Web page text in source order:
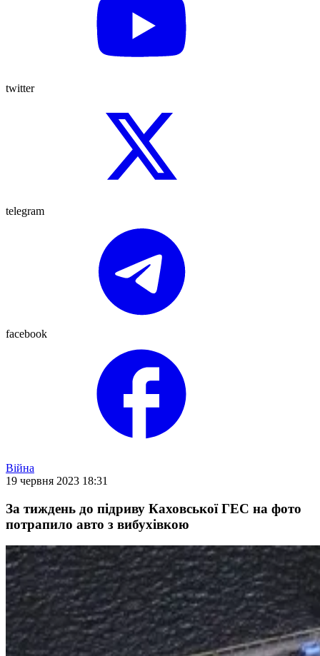
twitter
telegram
facebook
Війна
19 червня 2023 18:31
За тиждень до підриву Каховської ГЕС на фото
потрапило авто з вибухівкою